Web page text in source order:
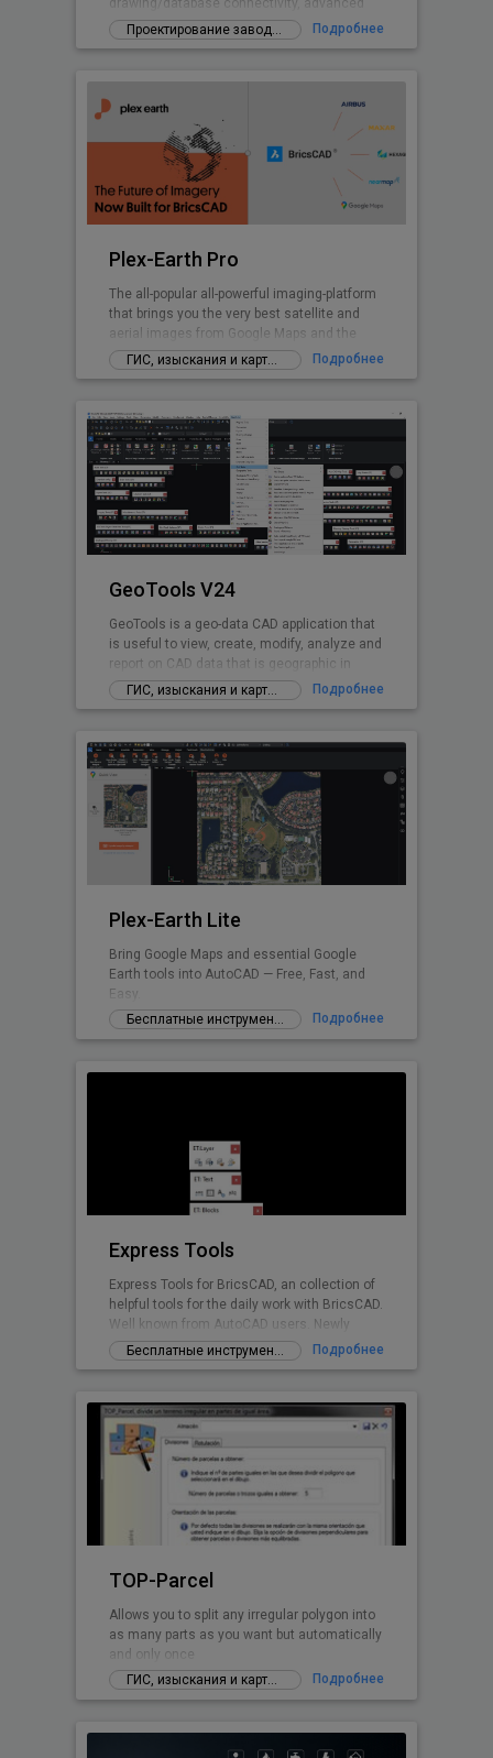
drawing/database connectivity, advanced
levels of automation, easy-to-use drafting
tool
Проектирование заводов Подробнее
Plex-Earth Pro
The all-popular all-powerful imaging-platform
that brings you the very best satellite and
aerial images from Google Maps and the
world's premium providers!ГИС, изыскания и картографирование Подробнее
GeoTools V24
GeoTools is a geo-data CAD application that
is useful to view, create, modify, analyze and
report on CAD data that is geographic in
nature.
ГИС, изыскания и картографирование Подробнее
Plex-Earth Lite
Bring Google Maps and essential Google
Earth tools into AutoCAD — Free, Fast, and
Easy.
Бесплатные инструменты и дополнения
Подробнее
Express Tools
Express Tools for BricsCAD, an collection of
helpful tools for the daily work with BricsCAD.
Well known from AutoCAD users. Newly
written for BricsCAD now.
Бесплатные инструменты и дополнения Подробнее
TOP-Parcel
Allows you to split any irregular polygon into
as many parts as you want but automatically
and only once
ГИС, изыскания и картографирование
Подробнее